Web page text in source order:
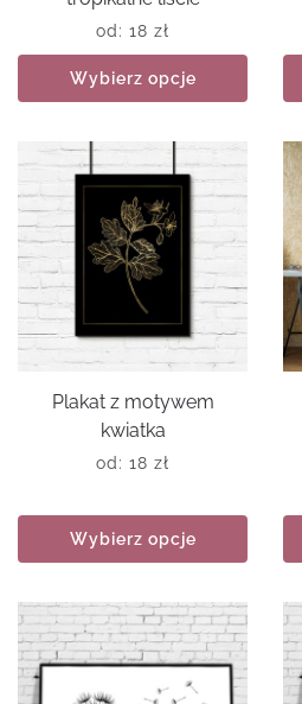
od: 18 zł
Wybierz opcje
Plakat z motywem
kwiatka
od: 18 zł
Wybierz opcje